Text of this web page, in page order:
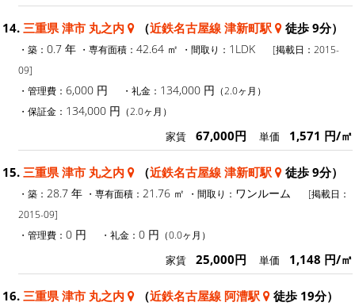
14. 三重県 津市 丸之内 （近鉄名古屋線 津新町駅 徒歩 9分）
・築： 0.7 年 ・専有面積： 42.64 ㎡ ・間取り： 1LDK
[掲載日：2015-
09]
・管理費： 6,000 円 ・礼金： 134,000 円 （2.0ヶ月）
・保証金： 134,000 円 （2.0ヶ月）
家賃 67,000円 単価 1,571 円/㎡
15. 三重県 津市 丸之内 （近鉄名古屋線 津新町駅 徒歩 9分）
・築： 28.7 年 ・専有面積： 21.76 ㎡ ・間取り： ワンルーム
[掲載日：
2015-09]
・管理費： 0 円 ・礼金： 0 円 （0.0ヶ月）
家賃 25,000円 単価 1,148 円/㎡
16. 三重県 津市 丸之内 （近鉄名古屋線 阿漕駅 徒歩 19分）